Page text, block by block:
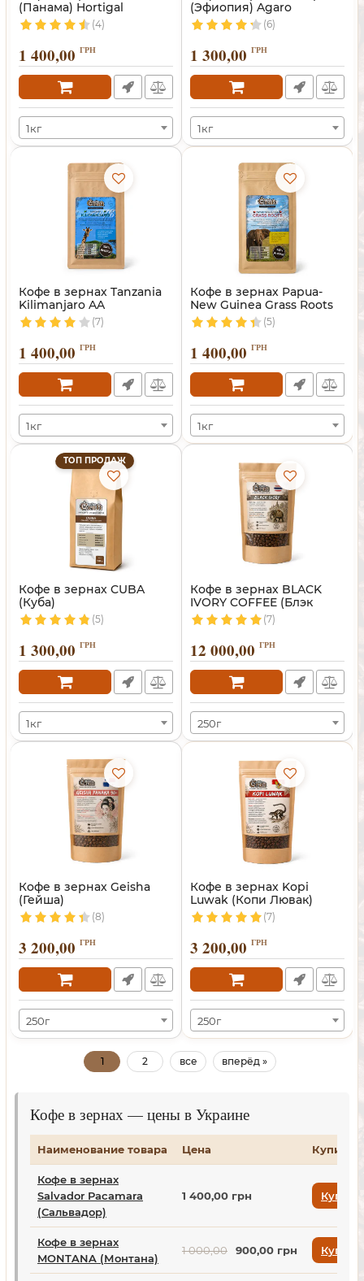
(Панама) Hortigal
(4)
1 400,00 ГРН
1кг
(Эфиопия) Agaro
(6)
1 300,00 ГРН
1кг
Кофе в зернах Tanzania
Kilimanjaro AA
(Танзания)
(7)
1 400,00 ГРН
1кг
Кофе в зернах Papua-
New Guinea Grass Roots
(5)
1 400,00 ГРН
1кг
ТОП ПРОДАЖ
Кофе в зернах CUBA
(Куба)
(5)
1 300,00 ГРН
1кг
Кофе в зернах BLACK
IVORY COFFEE (Блэк
Айвори)
(7)
12 000,00 ГРН
250г
Кофе в зернах Geisha
(Гейша)
(8)
3 200,00 ГРН
250г
Кофе в зернах Kopi
Luwak (Копи Лювак)
(7)
3 200,00 ГРН
250г
1 2 все вперёд »
Кофе в зернах — цены в Украине
Наименование товара Цена Купить
Кофе в зернах
Salvador Pacamara
(Сальвадор)
1 400,00 грн Купить
Кофе в зернах
MONTANA (Монтана)
1 000,00 900,00 грн Купить